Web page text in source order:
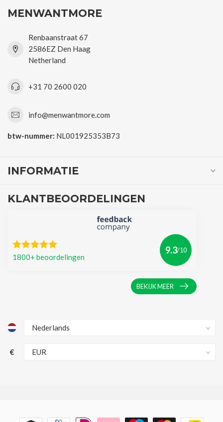
MENWANTMORE
Renbaanstraat 67
2586EZ Den Haag
Netherland
+31 70 2600 020
info@menwantmore.com
btw-nummer: NL001925353B73
INFORMATIE
KLANTBEOORDELINGEN
1800+ beoordelingen
9.3/10
BEKIJK MEER
€